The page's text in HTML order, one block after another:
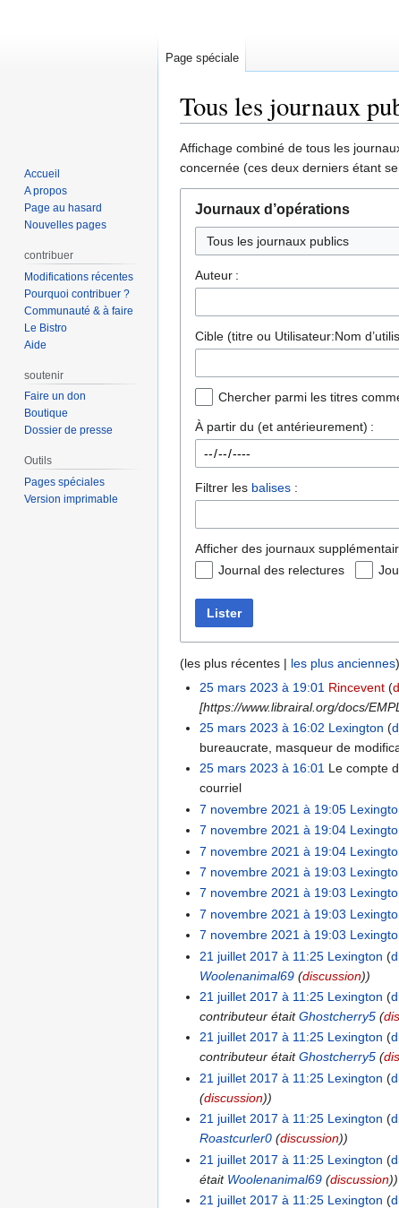
Tous les journaux
Aller
à
la
navigation
Aller
à
la
recherche
Affichage combiné de tous les
concernée (ces deux derniers étant
Journaux d’opérations
Auteur :
Cible (titre ou Utilisateur:Nom
Chercher parmi les titres
À partir du (et antérieurement) :
Filtrer les balises :
Afficher des journaux
Journal des relectures
Lister
(les plus récentes | les plus anciennes
25 mars 2023 à 19:01 Rincevent
[https://www.librairal.org/docs/
25 mars 2023 à 16:02 Lexington
bureaucrate, masqueur de
25 mars 2023 à 16:01 Le compte
courriel
7 novembre 2021 à 19:05
7 novembre 2021 à 19:04
7 novembre 2021 à 19:04
7 novembre 2021 à 19:03
7 novembre 2021 à 19:03
7 novembre 2021 à 19:03
7 novembre 2021 à 19:03
21 juillet 2017 à 11:25 Lexington
Woolenanimal69 (discussion))
21 juillet 2017 à 11:25 Lexington
contributeur étaitGhostcherry5 (
21 juillet 2017 à 11:25 Lexington
contributeur étaitGhostcherry5 (
21 juillet 2017 à 11:25 Lexington
(discussion))
21 juillet 2017 à 11:25 Lexington
Roastcurler0 (discussion))
21 juillet 2017 à 11:25 Lexington
était Woolenanimal69 (discussion))
21 juillet 2017 à 11:25 Lexington
Page spéciale
Accueil
A propos
Page au hasard
Nouvelles pages
contribuer
Modifications récentes
Pourquoi contribuer ?
Communauté & à faire
Le Bistro
Aide
soutenir
Faire un don
Boutique
Dossier de presse
Outils
Pages spéciales
Version imprimable